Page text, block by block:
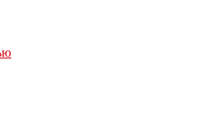
дня в Тульской области на сайте